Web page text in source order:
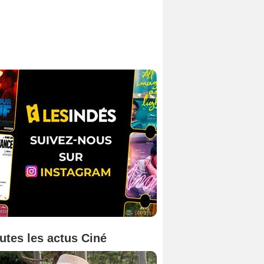
les actus Ciné